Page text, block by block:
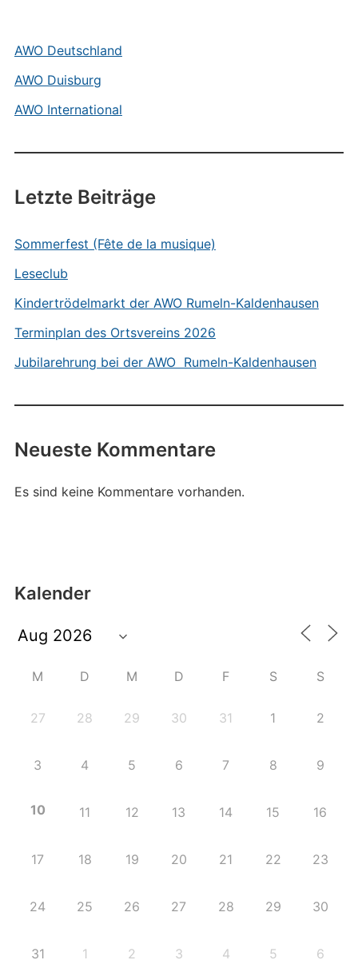
AWO Deutschland
AWO Duisburg
AWO International
Letzte Beiträge
Sommerfest (Fête de la musique)
Leseclub
Kindertrödelmarkt der AWO Rumeln-Kaldenhausen
Terminplan des Ortsvereins 2026
Jubilarehrung bei der AWO Rumeln-Kaldenhausen
Neueste Kommentare
Es sind keine Kommentare vorhanden.
Kalender
M D M D F S S
27 28 29 30 31 1 2
3 4 5 6 7 8 9
10 11 12 13 14 15 16
17 18 19 20 21 22 23
24 25 26 27 28 29 30
31 1 2 3 4 5 6